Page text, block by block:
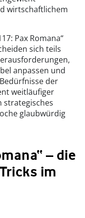
wirtschaftlichem
Pax Romana“
sich teils
anpassen und
der
weitläufiger
strategisches
glaubwürdig
– die
im